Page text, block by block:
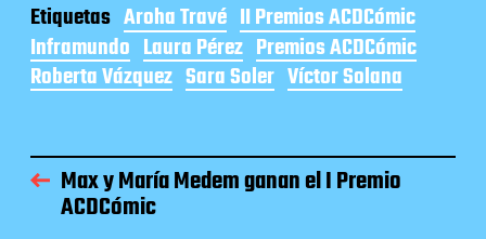
Etiquetas Aroha Travé II Premios ACDCómic
Inframundo Laura Pérez Premios ACDCómic
Roberta Vázquez Sara Soler Víctor Solana
Max y María Medem ganan el I Premio
ACDCómic